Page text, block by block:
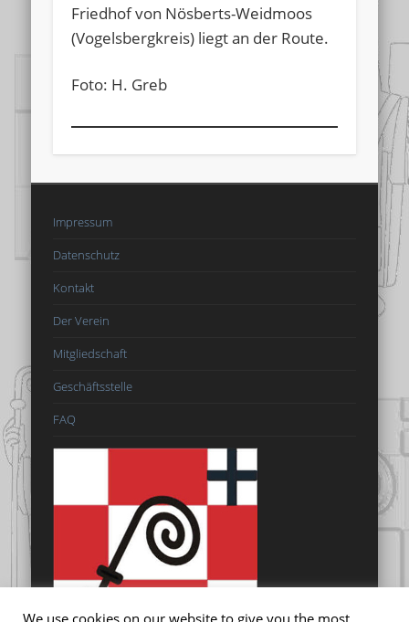
Friedhof von Nösberts-Weidmoos
(Vogelsbergkreis) liegt an der Route.
Foto: H. Greb
Impressum
Datenschutz
Kontakt
Der Verein
Mitgliedschaft
Geschäftsstelle
FAQ
We use cookies on our website to give you the most